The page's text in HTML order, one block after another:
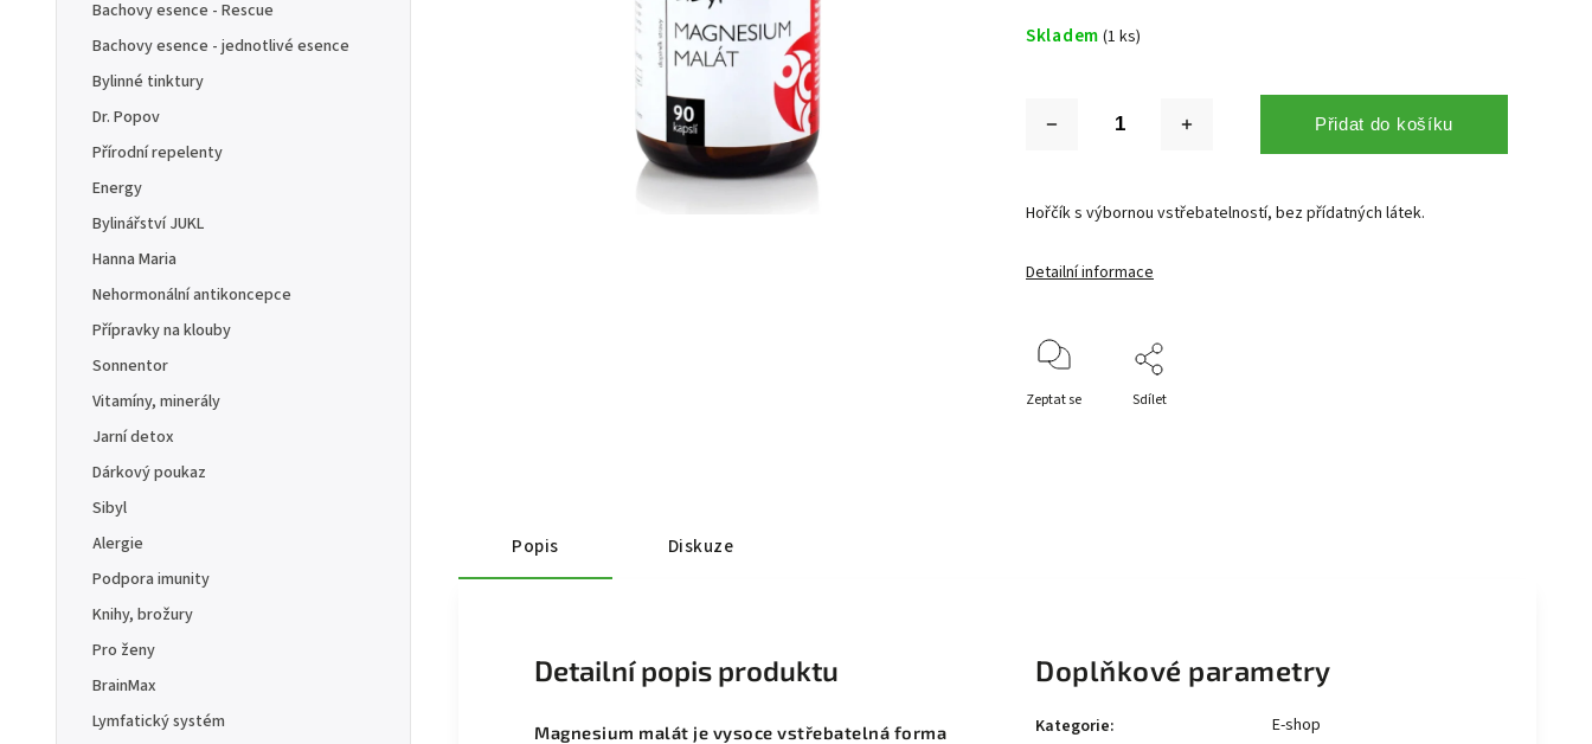
Bachovy esence - Rescue
Bachovy esence - jednotlivé esence
Bylinné tinktury
Dr. Popov
Přírodní repelenty
Energy
Bylinářství JUKL
Hanna Maria
Nehormonální antikoncepce
Přípravky na klouby
Sonnentor
Vitamíny, minerály
Jarní detox
Dárkový poukaz
Sibyl
Alergie
Podpora imunity
Knihy, brožury
Pro ženy
BrainMax
Lymfatický systém
Skladem (1 ks)
Přidat do košíku
Hořčík s výbornou vstřebatelností, bez přídatných látek.
Detailní informace
Zeptat se Sdílet
Popis Diskuze
Detailní popis produktu
Magnesium malát je vysoce vstřebatelná forma
Doplňkové parametry
Kategorie:
E-shop